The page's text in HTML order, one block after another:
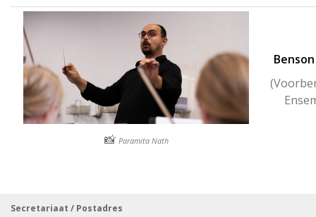
📸 Paramita Nath
Secretariaat / Postadres